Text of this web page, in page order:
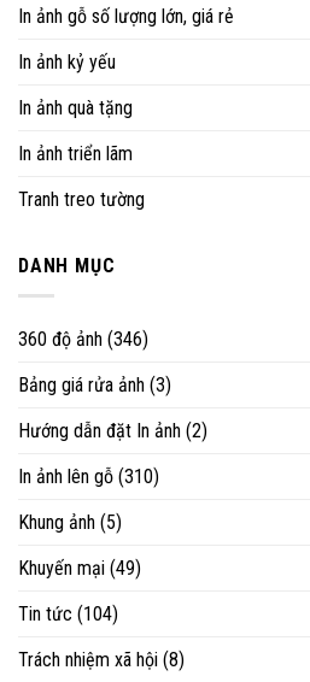
In ảnh gỗ số lượng lớn, giá rẻ
In ảnh kỷ yếu
In ảnh quà tặng
In ảnh triển lãm
Tranh treo tường
DANH MỤC
360 độ ảnh (346)
Bảng giá rửa ảnh (3)
Hướng dẫn đặt In ảnh (2)
In ảnh lên gỗ (310)
Khung ảnh (5)
Khuyến mại (49)
Tin tức (104)
Trách nhiệm xã hội (8)